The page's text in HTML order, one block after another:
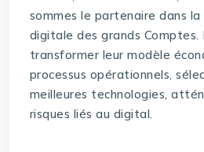
sommes le partenaire dans
digitale des grands Comptes.
transformer leur modèle
processus opérationnels,
meilleures technologies,
risques liés au digital.